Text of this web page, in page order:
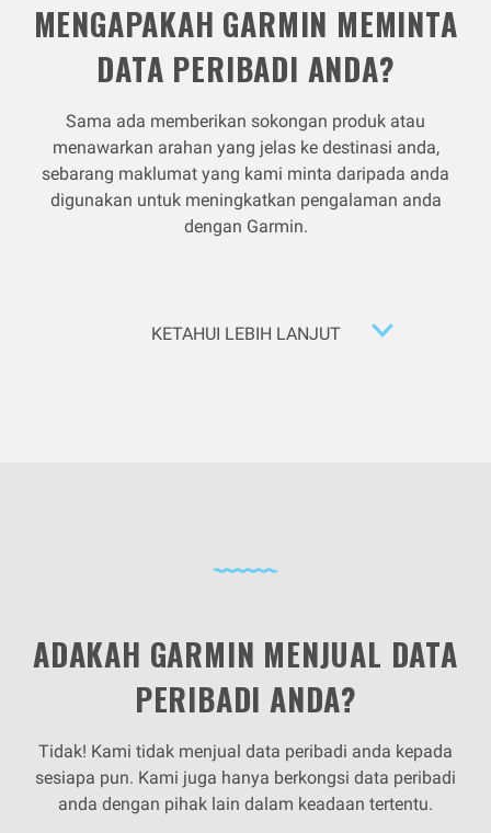
MENGAPAKAH GARMIN MEMINTA
DATA PERIBADI ANDA?
Sama ada memberikan sokongan produk atau
menawarkan arahan yang jelas ke destinasi anda,
sebarang maklumat yang kami minta daripada anda
digunakan untuk meningkatkan pengalaman anda
dengan Garmin.
KETAHUI LEBIH LANJUT
ADAKAH GARMIN MENJUAL DATA
PERIBADI ANDA?
Tidak! Kami tidak menjual data peribadi anda kepada
sesiapa pun. Kami juga hanya berkongsi data peribadi
anda dengan pihak lain dalam keadaan tertentu.